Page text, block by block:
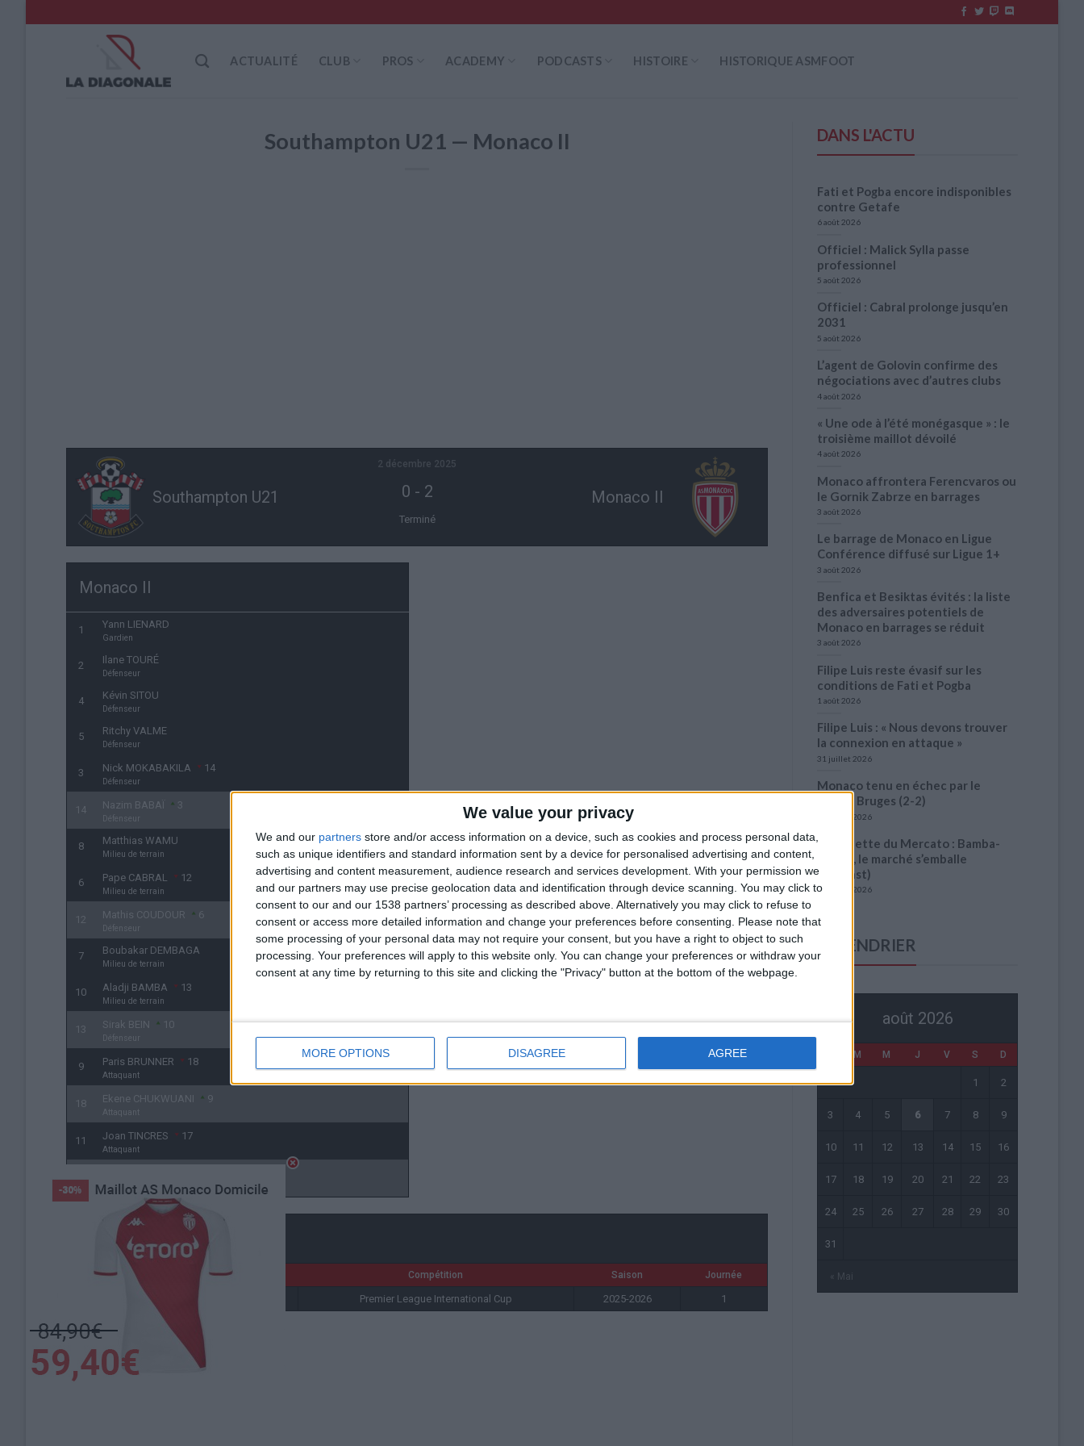
We value your privacy
We and our partners store and/or access information on a device, such as cookies and process personal data,
such as unique identifiers and standard information sent by a device for personalised advertising and content,
advertising and content measurement, audience research and services development. With your permission we
and our partners may use precise geolocation data and identification through device scanning. You may click to
consent to our and our 1538 partners’ processing as described above. Alternatively you may click to refuse to
consent or access more detailed information and change your preferences before consenting.
Please note that
some processing of your personal data may not require your consent, but you have a right to object to such
processing. Your preferences will apply to this website only. You can change your preferences or withdraw your
consent at any time by returning to this site and clicking the "Privacy" button at the bottom of the webpage.
MORE OPTIONS DISAGREE AGREE
to
ACTUALITÉ CLUB PROS ACADEMY PODCASTS HISTOIRE HISTORIQUE ASMFOOT
Southampton U21 — Monaco II
Southampton U21 Monaco II
2 décembre 2025
0 - 2
Terminé
Monaco II
1 Yann LIENARD
Gardien
2 Ilane TOURÉ
Défenseur
4 Kévin SITOU
Défenseur
5 Ritchy VALME
Défenseur
3 Nick MOKABAKILA 14
Défenseur
14 Nazim BABAÏ 3
Défenseur
8 Matthias WAMU
Milieu de terrain
6 Pape CABRAL 12
Milieu de terrain
12 Mathis COUDOUR 6
Défenseur
7 Boubakar DEMBAGA
Milieu de terrain
84'
10 Aladji BAMBA 13
Milieu de terrain
13 Sirak BEIN 10
Défenseur
9 Paris BRUNNER 18
Attaquant
16', 52'
18 Ekene CHUKWUANI 9
Attaquant
11 Joan TINCRES 17
Attaquant
17
Attaquant
Détails
Date Compétition Saison Journée
2 décembre 2025 Premier League International Cup 2025-2026 1
DANS L'ACTU
Fati et Pogba encore indisponibles
contre Getafe
6 août 2026
Officiel : Malick Sylla passe
professionnel
5 août 2026
Officiel : Cabral prolonge jusqu’en
2031
5 août 2026
L’agent de Golovin confirme des
négociations avec d’autres clubs
4 août 2026
« Une ode à l’été monégasque » : le
troisième maillot dévoilé
4 août 2026
Monaco affrontera Ferencvaros ou
le Gornik Zabrze en barrages
3 août 2026
Le barrage de Monaco en Ligue
Conférence diffusé sur Ligue 1+
3 août 2026
Benfica et Besiktas évités : la liste
des adversaires potentiels de
Monaco en barrages se réduit
3 août 2026
Filipe Luis reste évasif sur les
conditions de Fati et Pogba
1 août 2026
Filipe Luis : « Nous devons trouver
la connexion en attaque »
31 juillet 2026
Monaco tenu en échec par le
Cercle Bruges (2-2)
31 juillet 2026
La Gazette du Mercato : Bamba-
Abline, le marché s’emballe
(Podcast)
31 juillet 2026
CALENDRIER
août 2026
M M J V S D
« Mai
1 2
3 4 5 6 7 8 9
10 11 12 13 14 15 16
17 18 19 20 21 22 23
24 25 26 27 28 29 30
31